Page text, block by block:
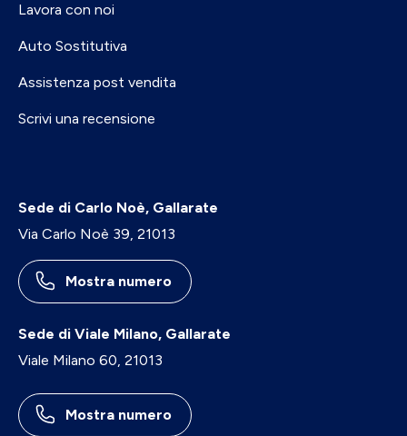
Lavora con noi
Auto Sostitutiva
Assistenza post vendita
Scrivi una recensione
Sede di Carlo Noè, Gallarate
Via Carlo Noè 39, 21013
Mostra numero
Sede di Viale Milano, Gallarate
Viale Milano 60, 21013
Mostra numero